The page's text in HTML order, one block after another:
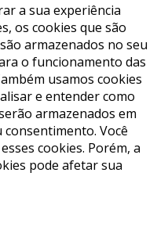
a sua experiência
os cookies que são
armazenados no seu
o funcionamento das
usamos cookies
e entender como
armazenados em
Você
cookies. Porém, a
pode afetar sua